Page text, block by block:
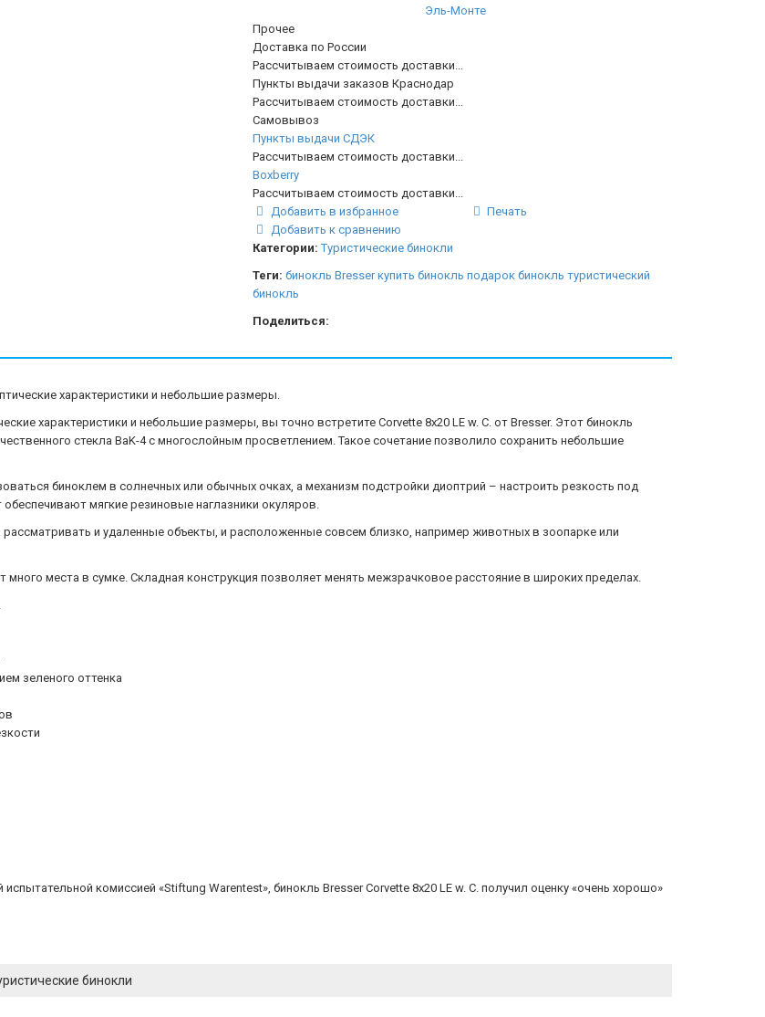
Эль-Монте
Прочее
Доставка по России
Рассчитываем стоимость доставки...
Пункты выдачи заказов Краснодар
Рассчитываем стоимость доставки...
Самовывоз
Пункты выдачи СДЭК
Рассчитываем стоимость доставки...
Boxberry
Рассчитываем стоимость доставки...
Добавить в избранное
Печать
Добавить к сравнению
Категории: Туристические бинокли
Теги: бинокль Bresser купить бинокль подарок бинокль туристический
бинокль
Поделиться:
характеристики и небольшие размеры.
характеристики и небольшие размеры, вы точно встретите Corvette 8x20 LE w. C. от Bresser. Этот бинокль
стекла BaK-4 с многослойным просветлением. Такое сочетание позволило сохранить небольшие
биноклем в солнечных или обычных очках, а механизм подстройки диоптрий – настроить резкость под
мягкие резиновые наглазники окуляров.
и удаленные объекты, и расположенные совсем близко, например животных в зоопарке или
места в сумке. Складная конструкция позволяет менять межзрачковое расстояние в широких пределах.
зеленого оттенка
комиссией «Stiftung Warentest», бинокль Bresser Corvette 8x20 LE w. C. получил оценку «очень хорошо»
бинокли